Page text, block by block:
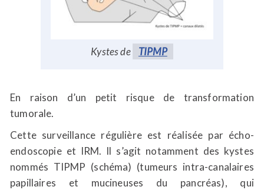
Kystes de TIPMP
En raison d’un petit risque de transformation
tumorale.
Cette surveillance régulière est réalisée par écho-
endoscopie et IRM. Il s’agit notamment des kystes
nommés TIPMP (schéma) (tumeurs intra-canalaires
papillaires et mucineuses du pancréas), qui